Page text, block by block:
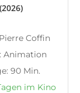
(2026)
Coffin
Animation
90 Min.
im Kino